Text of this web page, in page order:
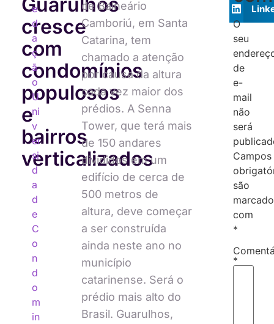
cresce
com
condomínios
populosos
e
bairros
verticalizados
e
d
a
ç
ã
o
U
ni
v
er
si
d
a
d
e
C
o
n
d
o
m
in
de Balneário
Camboriú, em Santa
Catarina, tem
chamado a atenção
por causa da altura
cada vez maior dos
prédios. A Senna
Tower, que terá mais
de 150 andares
divididos em um
edifício de cerca de
500 metros de
altura, deve começar
a ser construída
ainda neste ano no
município
catarinense. Será o
prédio mais alto do
Brasil. Guarulhos,
O
seu
de
e-
mail
não
será
Campos
são
com
*
*